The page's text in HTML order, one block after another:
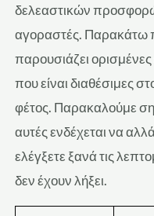
δελεαστικών
αγοραστές. Παρακάτω
παρουσιάζει
που είναι διαθέσιμες
φέτος. Παρακαλούμε
αυτές ενδέχεται να
ελέγξετε ξανά τις
δεν έχουν λήξει.